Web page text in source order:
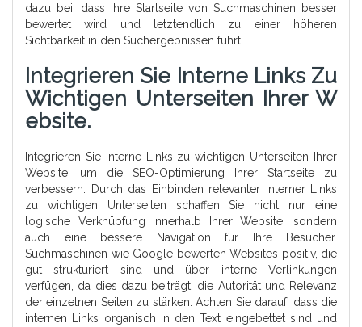
dazu bei, dass Ihre Startseite von Suchmaschinen besser
bewertet wird und letztendlich zu einer höheren
Sichtbarkeit in den Suchergebnissen führt.
Integrieren Sie Interne Links Zu
Wichtigen Unterseiten Ihrer W
Ebsite.
Integrieren Sie interne Links zu wichtigen Unterseiten Ihrer
Website, um die SEO-Optimierung Ihrer Startseite zu
verbessern. Durch das Einbinden relevanter interner Links
zu wichtigen Unterseiten schaffen Sie nicht nur eine
logische Verknüpfung innerhalb Ihrer Website, sondern
auch eine bessere Navigation für Ihre Besucher.
Suchmaschinen wie Google bewerten Websites positiv, die
gut strukturiert sind und über interne Verlinkungen
verfügen, da dies dazu beiträgt, die Autorität und Relevanz
der einzelnen Seiten zu stärken. Achten Sie darauf, dass die
internen Links organisch in den Text eingebettet sind und